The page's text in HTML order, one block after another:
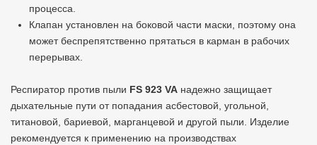
процесса.
Клапан установлен на боковой части маски, поэтому она
может беспрепятственно прятаться в карман в рабочих
перерывах.
Респиратор против пыли FS 923 VA надежно защищает
дыхательные пути от попадания асбестовой, угольной,
титановой, бариевой, марганцевой и другой пыли. Изделие
рекомендуется к применению на производствах